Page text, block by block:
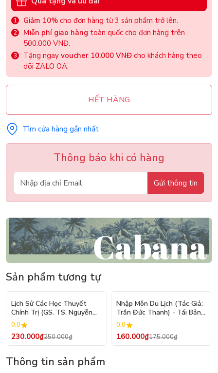
Giảm 10% cho đơn hàng từ 3 sản phẩm trở lên.
Miễn phí giao hàng toàn quốc cho đơn hàng trên
500.000 VNĐ.
Tặng ngay voucher 10.000 VNĐ cho khách hàng theo
dõi ZALO OA.
HẾT HÀNG
Tìm cửa hàng gần nhất
Thông báo khi có hàng
Gửi thông tin
Sản phẩm tương tự
Lịch Sử Các Học Thuyết
Chính Trị (GS. TS. Nguyễn
Đăng Dung)
0.0
230.000₫250.000₫
- 9%
Nhập Môn Du Lịch (Tác Giả:
Trần Đức Thanh) - Tái Bản
2026
0.0
160.000₫175.000₫
Thông tin sản phẩm